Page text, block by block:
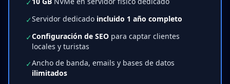
✓
✓Servidor dedicado incluido 1 año completo
✓Configuración de SEO para captar clientes
locales y turistas
✓Ancho de banda, emails y bases de datos
ilimitados